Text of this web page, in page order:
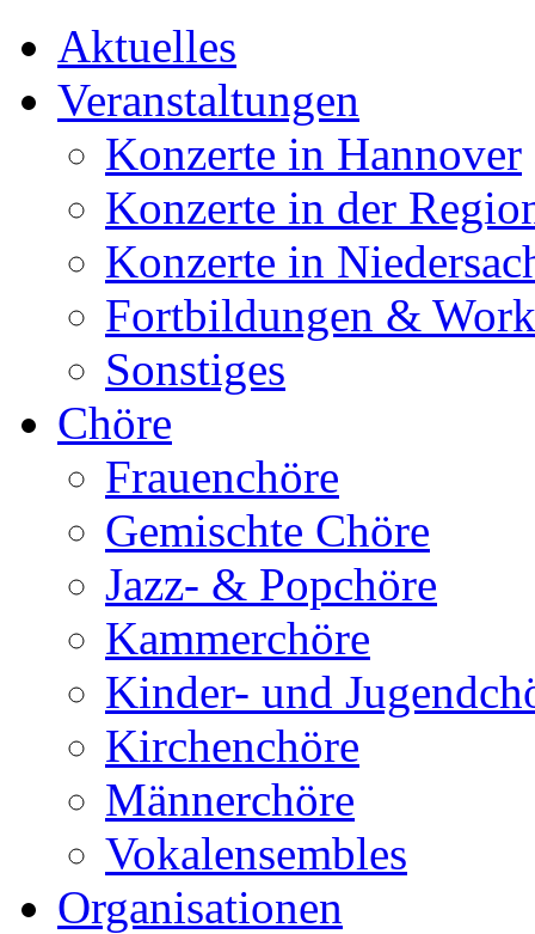
Aktuelles
Veranstaltungen
Konzerte in Hannover
Konzerte in der
Konzerte in
Fortbildungen &
Sonstiges
Chöre
Frauenchöre
Gemischte Chöre
Jazz- & Popchöre
Kammerchöre
Kinder- und
Kirchenchöre
Männerchöre
Vokalensembles
Organisationen